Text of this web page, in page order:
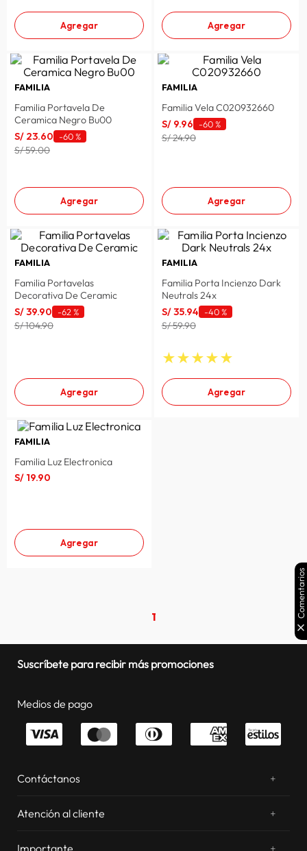
Agregar Agregar
FAMILIA
Familia Portavela De
Ceramica Negro Bu00
S/ 23.60 -60 %
S/ 59.00
Agregar
FAMILIA
Familia Vela C020932660
S/ 9.96 -60 %
S/ 24.90
Agregar
FAMILIA
Familia Portavelas
Decorativa De Ceramic
S/39.90 -62 %
S/ 104.90
Agregar
FAMILIA
Familia Porta Incienzo Dark
Neutrals 24x
S/35.94 -40 %
S/ 59.90
★★★★★
Agregar
FAMILIA
Familia Luz Electronica
S/ 19.90
Agregar
1
Suscríbete para recibir más promociones
Medios de pago
Contáctanos +
Atención al cliente
+
Importante +
Comentarios